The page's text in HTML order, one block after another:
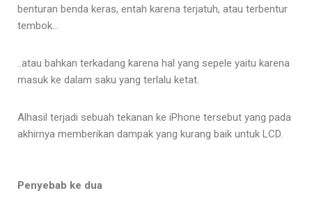
benturan benda keras, entah karena terjatuh, atau terbentur
tembok…
..atau bahkan terkadang karena hal yang sepele yaitu karena
masuk ke dalam saku yang terlalu ketat.
Alhasil terjadi sebuah tekanan ke iPhone tersebut yang pada
akhirnya memberikan dampak yang kurang baik untuk LCD.
Penyebab ke dua